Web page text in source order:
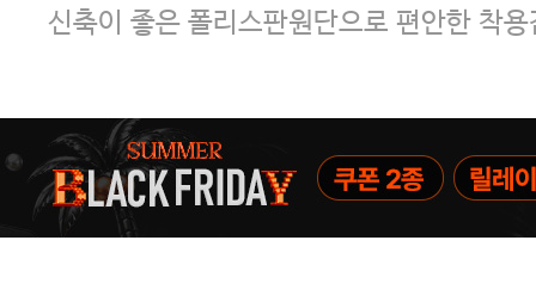
신축이 좋은 폴리스판원단으로 편안한 착용